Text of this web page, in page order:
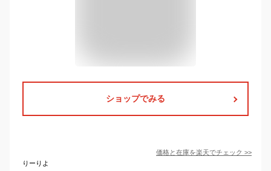
ショップでみる
価格と在庫を楽天でチェック >>
りーりよ